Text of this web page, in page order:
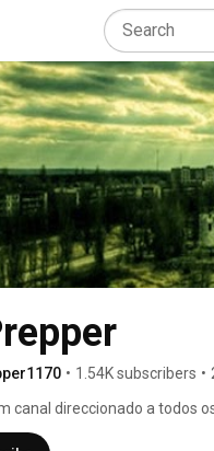
• 1.54K subscribers •
canal direccionado a todos
estar preparados. Será um